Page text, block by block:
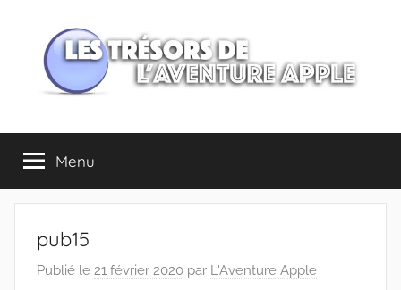
contenu
Les
trésors
l'Aventure
Menu
pub15
Publié le 21 février 2020 par L'Aventure Apple